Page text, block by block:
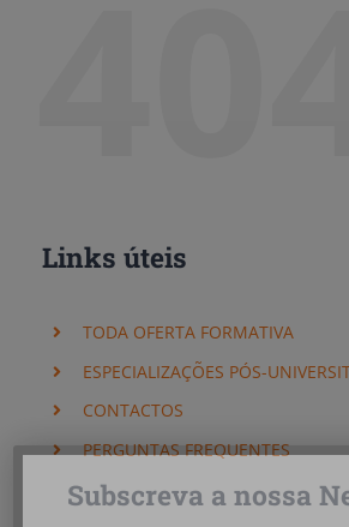
Links úteis
TODA OFERTA FORMATIVA
ESPECIALIZAÇÕES PÓS-
CONTACTOS
PERGUNTAS FREQUENTES
Subscreva a nossa